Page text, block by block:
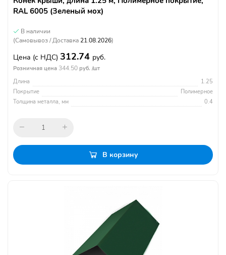
RAL 6005 (Зеленый мох)
В наличии
(Самовывоз / Доставка 21.08.2026)
Цена (с НДС) 312.74 руб.
Розничная цена 344.50 руб. /шт
Длина
1.25
Покрытие
Полимерное
Толщина металла, мм
0.4
В корзину